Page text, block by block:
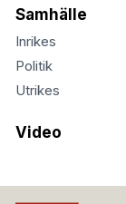
Samhälle
Inrikes
Politik
Utrikes
Video